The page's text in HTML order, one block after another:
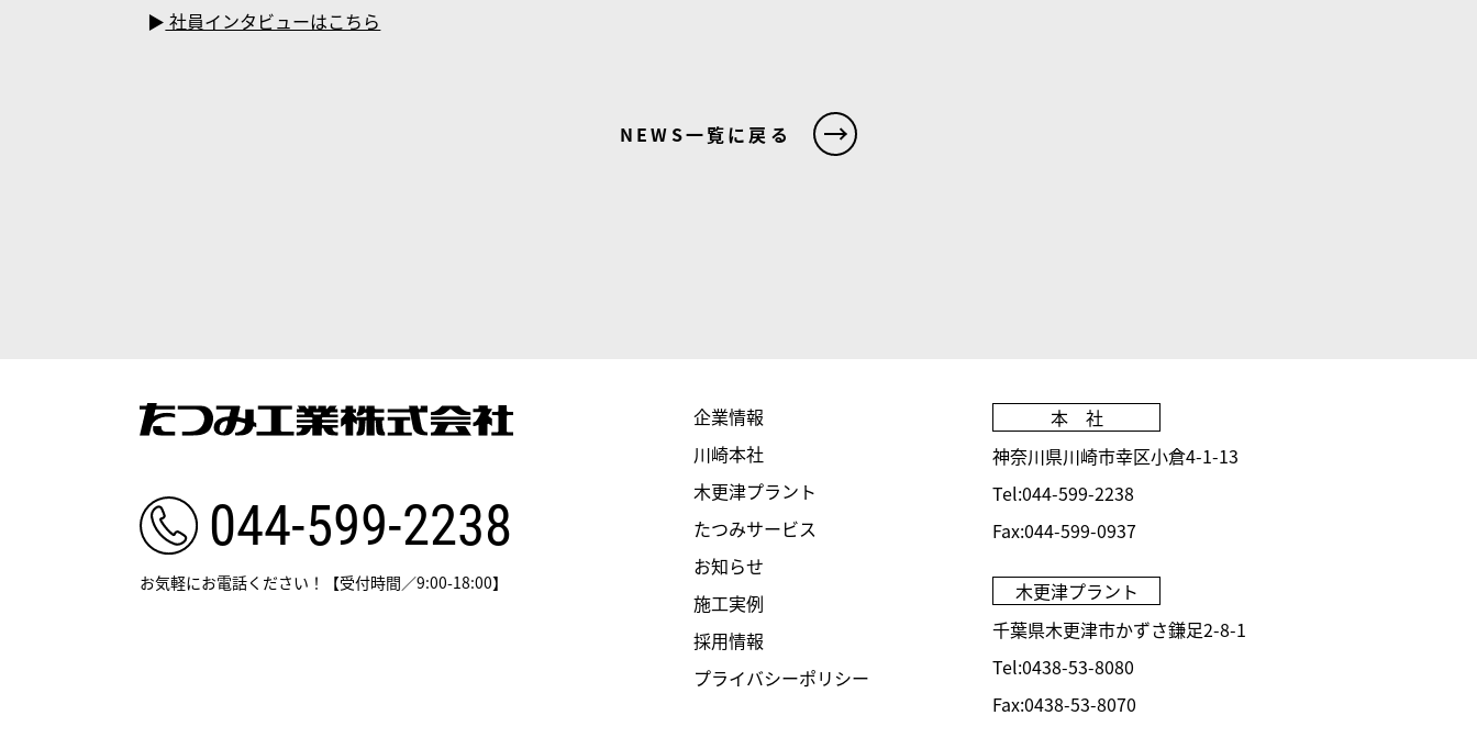
▶ 社員インタビューはこちら
NEWS一覧に戻る
044-599-2238
お気軽にお電話ください！ 【受付時間／9:00-18:00】
企業情報
川崎本社
木更津プラント
たつみサービス
お知らせ
施工実例
採用情報
プライバシーポリシー
本 社
神奈川県川崎市幸区小倉4-1-13
Tel:044-599-2238
Fax:044-599-0937
木更津プラント
千葉県木更津市かずさ鎌足2-8-1
Tel:0438-53-8080
Fax:0438-53-8070